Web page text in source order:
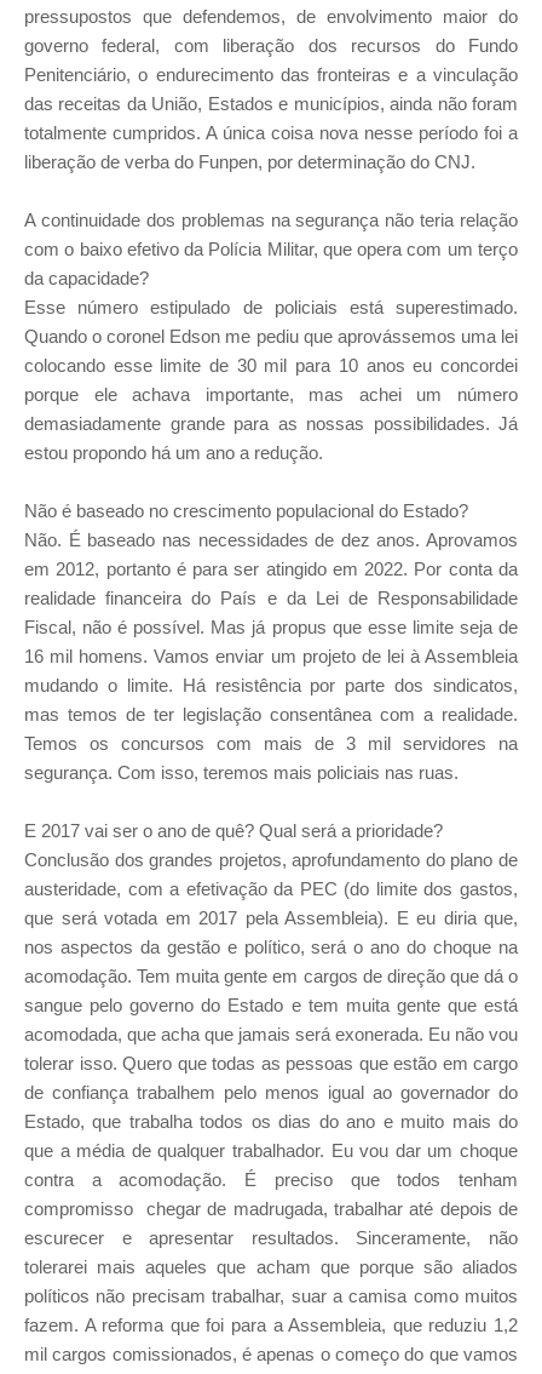
pressupostos que defendemos, de envolvimento maior do
governo federal, com liberação dos recursos do Fundo
Penitenciário, o endurecimento das fronteiras e a vinculação
das receitas da União, Estados e municípios, ainda não foram
totalmente cumpridos. A única coisa nova nesse período foi a
liberação de verba do Funpen, por determinação do CNJ.
A continuidade dos problemas na segurança não teria relação
com o baixo efetivo da Polícia Militar, que opera com um terço
da capacidade?
Esse número estipulado de policiais está superestimado.
Quando o coronel Edson me pediu que aprovássemos uma lei
colocando esse limite de 30 mil para 10 anos eu concordei
porque ele achava importante, mas achei um número
demasiadamente grande para as nossas possibilidades. Já
estou propondo há um ano a redução.
Não é baseado no crescimento populacional do Estado?
Não. É baseado nas necessidades de dez anos. Aprovamos
em 2012, portanto é para ser atingido em 2022. Por conta da
realidade financeira do País e da Lei de Responsabilidade
Fiscal, não é possível. Mas já propus que esse limite seja de
16 mil homens. Vamos enviar um projeto de lei à Assembleia
mudando o limite. Há resistência por parte dos sindicatos,
mas temos de ter legislação consentânea com a realidade.
Temos os concursos com mais de 3 mil servidores na
segurança. Com isso, teremos mais policiais nas ruas.
E 2017 vai ser o ano de quê? Qual será a prioridade?
Conclusão dos grandes projetos, aprofundamento do plano de
austeridade, com a efetivação da PEC (do limite dos gastos,
que será votada em 2017 pela Assembleia). E eu diria que,
nos aspectos da gestão e político, será o ano do choque na
acomodação. Tem muita gente em cargos de direção que dá o
sangue pelo governo do Estado e tem muita gente que está
acomodada, que acha que jamais será exonerada. Eu não vou
tolerar isso. Quero que todas as pessoas que estão em cargo
de confiança trabalhem pelo menos igual ao governador do
Estado, que trabalha todos os dias do ano e muito mais do
que a média de qualquer trabalhador. Eu vou dar um choque
contra a acomodação. É preciso que todos tenham
compromisso ­ chegar de madrugada, trabalhar até depois de
escurecer e apresentar resultados. Sinceramente, não
tolerarei mais aqueles que acham que porque são aliados
políticos não precisam trabalhar, suar a camisa como muitos
fazem. A reforma que foi para a Assembleia, que reduziu 1,2
mil cargos comissionados, é apenas o começo do que vamos